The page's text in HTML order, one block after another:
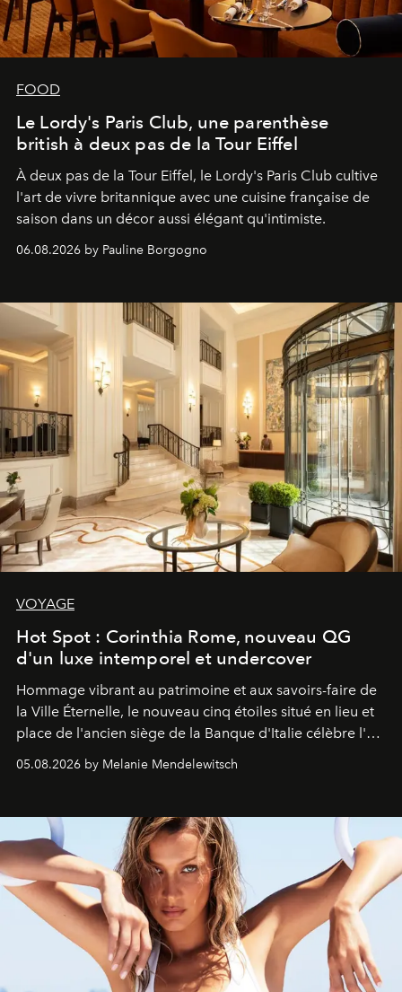
FOOD
Le Lordy's Paris Club, une parenthèse
british à deux pas de la Tour Eiffel
À deux pas de la Tour Eiffel, le Lordy's Paris Club cultive
l'art de vivre britannique avec une cuisine française de
saison dans un décor aussi élégant qu'intimiste.
06.08.2026 by Pauline Borgogno
VOYAGE
Hot Spot : Corinthia Rome, nouveau QG
d'un luxe intemporel et undercover
Hommage vibrant au patrimoine et aux savoirs-faire de
la Ville Éternelle, le nouveau cinq étoiles situé en lieu et
place de l'ancien siège de la Banque d'Italie célèbre l'art
de vivre Romain dans toute son élégance intemporelle.
05.08.2026 by Melanie Mendelewitsch